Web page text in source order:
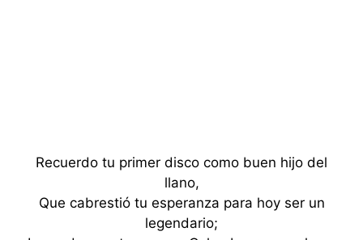
Recuerdo tu primer disco como buen hijo del
llano,
Que cabrestió tu esperanza para hoy ser un
legendario;